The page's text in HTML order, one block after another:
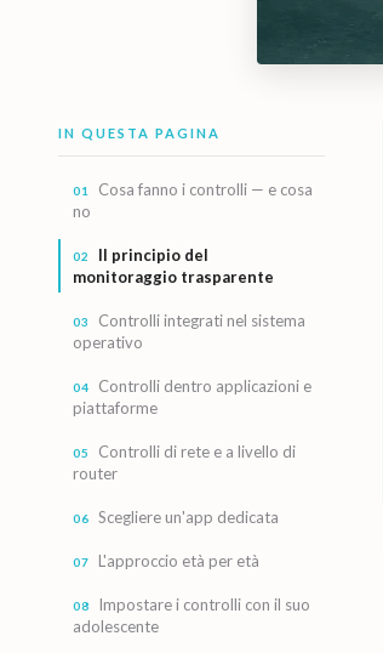
IN QUESTA PAGINA
Cosa fanno i controlli — e cosa
no
Il principio del
monitoraggio trasparente
Controlli integrati nel sistema
operativo
Controlli dentro applicazioni e
piattaforme
Controlli di rete e a livello di
router
Scegliere un'app dedicata
L'approccio età per età
Impostare i controlli con il suo
adolescente